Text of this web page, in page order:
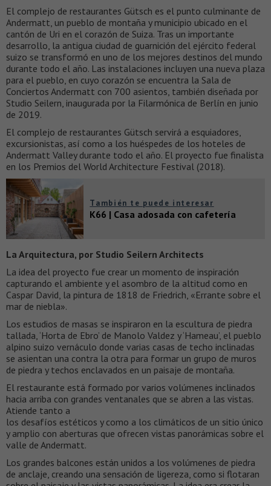
El complejo de restaurantes Gütsch es el punto culminante de
Andermatt, un pueblo de montaña y municipio ubicado en el
cantón de Uri en el corazón de Suiza. Tras un importante
desarrollo, la antigua ciudad de guarnición del ejército federal
suizo se transformó en uno de los mejores destinos del mundo
durante todo el año. Las instalaciones incluyen una nueva plaza
para el pueblo, en cuyo corazón se encuentra la Sala de
Conciertos Andermatt con 700 asientos, también diseñada por
Studio Seilern, inaugurada por la Filarmónica de Berlín en junio
de 2019.
El complejo de restaurantes Gütsch servirá a esquiadores,
excursionistas, así como a los huéspedes de los hoteles de
Andermatt Valley durante todo el año. El proyecto fue finalista
en los Premios del World Architecture Festival (2018).
También te puede interesar
K66 | Casa adosada con cafetería
La Arquitectura, por Studio Seilern Architects
La idea del proyecto fue crear un momento de inspiración
capturando el ambiente y el asombro de la altitud como en
Caspar David, la pintura de 1818 de Friedrich, «Errante sobre el
mar de niebla».
Los estudios de masas se inspiraron en la escultura de piedra
tallada, ‘Horta de Ebro’ de Manolo Valdez y ‘Hameau’, el pueblo
alpino suizo vernáculo donde varias casas de techo inclinadas
se asientan una contra la otra para formar un grupo de muros
de piedra y techos enclavados en un paisaje de montaña.
El restaurante está formado por varios volúmenes inclinados
hacia arriba con grandes ventanales que se abren a las vistas.
Atiende tanto a
los desafíos estéticos y como a los climáticos de un sitio único
y amplio con aberturas que ofrecen vistas panorámicas sobre el
valle de Andermatt.
Los grandes balcones están unidos a los volúmenes de piedra
de anclaje, creando una sensación de ligereza, como si flotaran